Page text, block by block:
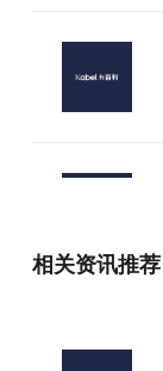
相关资讯推荐